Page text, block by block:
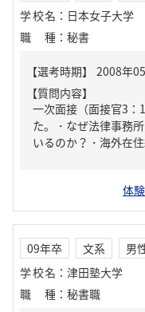
学校名 ： 日本女子大学
職種 ： 秘書
【質問内容】
一次面接（面接官3：
た。・なぜ法律事務
いるのか？・海外在
体
09年卒 文系
男
学校名 ： 津田塾大学
職種 ： 秘書職